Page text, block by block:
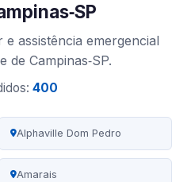
assistência emergencial
de Campinas‑SP.
400
Alphaville Dom Pedro
Amarais